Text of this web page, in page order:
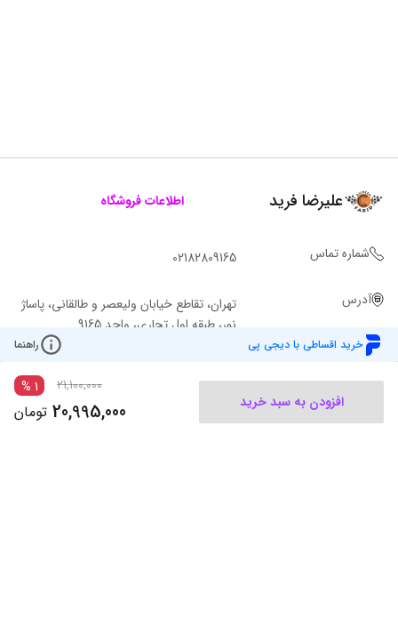
خرید اقساطی با دیجی پی راهنما
افزودن به سبد خرید
21,100,000
1
%
20,995,000 تومان
علیرضا فرید اطلاعات فروشگاه
شماره تماس 02182809165
آدرس
تهران، تقاطع خیابان ولیعصر و طالقانی، پاساژ
نور، طبقه اول تجاری، واحد 9165